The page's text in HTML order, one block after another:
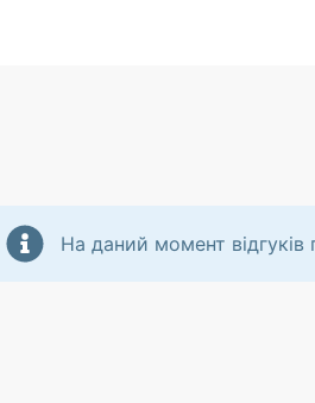
На даний момент